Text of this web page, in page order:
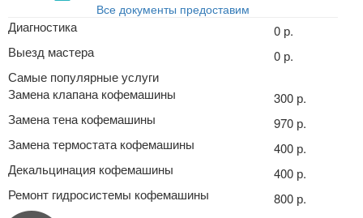
Все документы предоставим
Диагностика
0 р.
Выезд мастера
0 р.
Самые популярные услуги
Замена клапана кофемашины
300 р.
Замена тена кофемашины
970 р.
Замена термостата кофемашины
400 р.
Декальцинация кофемашины
400 р.
Ремонт гидросистемы кофемашины
800 р.